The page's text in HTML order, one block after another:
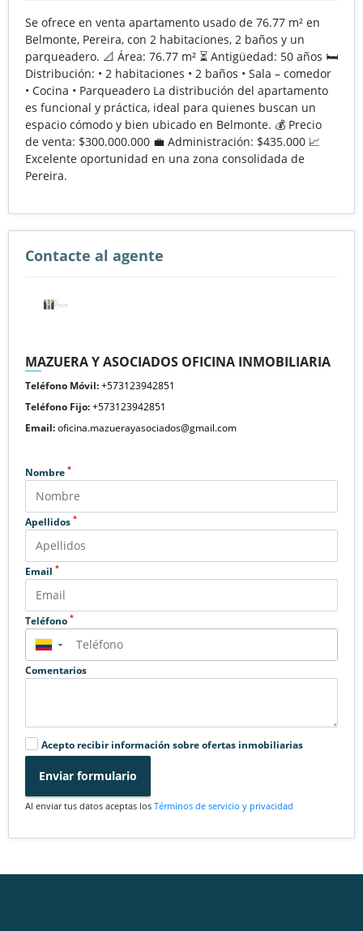
Se ofrece en venta apartamento usado de 76.77 m² en
Belmonte, Pereira, con 2 habitaciones, 2 baños y un
parqueadero. 📐 Área: 76.77 m² ⏳ Antigüedad: 50 años 🛏️
Distribución: • 2 habitaciones • 2 baños • Sala – comedor
• Cocina • Parqueadero La distribución del apartamento
es funcional y práctica, ideal para quienes buscan un
espacio cómodo y bien ubicado en Belmonte. 💰 Precio
de venta: $300.000.000 💼 Administración: $435.000 📈
Excelente oportunidad en una zona consolidada de
Pereira.
Contacte al agente
MAZUERA Y ASOCIADOS OFICINA INMOBILIARIA
Teléfono Móvil:+573123942851
Teléfono Fijo:+573123942851
Email:oficina.mazuerayasociados@gmail.com
Nombre *
Apellidos *
Email *
Teléfono *
▼
Comentarios
Acepto recibir información sobre ofertas inmobiliarias
Enviar formulario
Al enviar tus datos aceptas los Términos de servicio y privacidad